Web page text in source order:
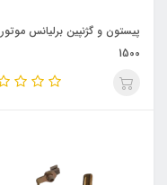
پیستون و گژنپین برلیانس موتور
1500